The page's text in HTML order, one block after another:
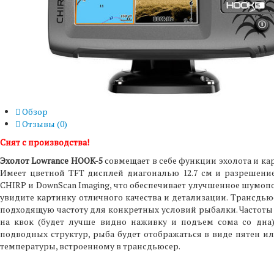
Обзор
Отзывы (0)
Снят с производства!
Эхолот Lowrance HOOK-5совмещает в себе функции эхолота и
Имеет цветной TFT дисплей диагональю 12.7 см и
CHIRP и DownScan Imaging, что обеспечивает улучшенное
увидите картинку отличного качества и детализации.
подходящую частоту для конкретных условий рыбалки.
на квок (будет лучше видно наживку и подъем сома со
подводных структур, рыба будет отображаться в виде пятен
температуры, встроенному в трансдьюсер.